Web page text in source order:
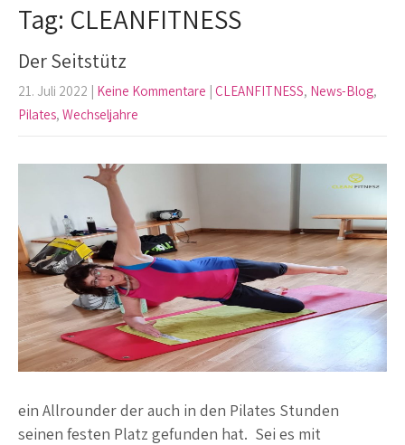
Tag: CLEANFITNESS
Der Seitstütz
21. Juli 2022 | Keine Kommentare | CLEANFITNESS, News-Blog,
Pilates, Wechseljahre
ein Allrounder der auch in den Pilates Stunden
seinen festen Platz gefunden hat. Sei es mit